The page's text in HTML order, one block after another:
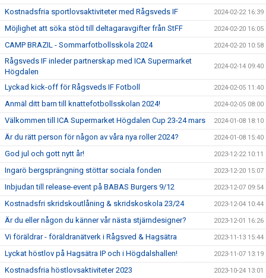
Kostnadsfria sportlovsaktiviteter med Rågsveds IF 2024-02-22 16:39
Möjlighet att söka stöd till deltagaravgifter från StFF 2024-02-20 16:05
CAMP BRAZIL - Sommarfotbollsskola 2024 2024-02-20 10:58
Rågsveds IF inleder partnerskap med ICA Supermarket
Högdalen
2024-02-14 09:40
Lyckad kick-off för Rågsveds IF Fotboll 2024-02-05 11:40
Anmäl ditt barn till knattefotbollsskolan 2024! 2024-02-05 08:00
Välkommen till ICA Supermarket Högdalen Cup 23-24 mars 2024-01-08 18:10
Är du rätt person för någon av våra nya roller 2024? 2024-01-08 15:40
God jul och gott nytt år! 2023-12-22 10:11
Ingarö bergsprängning stöttar sociala fonden 2023-12-20 15:07
Inbjudan till release-event på BABAS Burgers 9/12 2023-12-07 09:54
Kostnadsfri skridskoutlåning & skridskoskola 23/24 2023-12-04 10:44
Är du eller någon du känner vår nästa stjärndesigner? 2023-12-01 16:26
Vi föräldrar - föräldranätverk i Rågsved & Hagsätra 2023-11-13 15:44
Lyckat höstlov på Hagsätra IP och i Högdalshallen! 2023-11-07 13:19
Kostnadsfria höstlovsaktiviteter 2023 2023-10-24 13:01